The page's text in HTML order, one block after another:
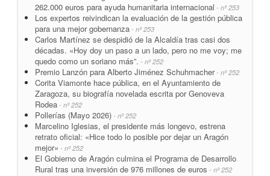
262.000 euros para ayuda humanitaria internacional - nº 253
Los expertos reivindican la evaluación de la gestión pública
para una mejor gobernanza - nº 253
Carlos Martínez se despidió de la Alcaldía tras casi dos
décadas. «Hoy doy un paso a un lado, pero no me voy; me
quedo como un soriano más”. - nº 252
Premio Lanzón para Alberto Jiménez Schuhmacher- nº 252
Corita Viamonte hace pública, en el Ayuntamiento de
Zaragoza, su biografía novelada escrita por Genoveva
Rodea - nº 252
Pollerías (Mayo 2026) - nº 252
Marcelino Iglesias, el presidente más longevo, estrena
retrato oficial: «Hice todo lo posible por dejar un Aragón
mejor» - nº 252
El Gobierno de Aragón culmina el Programa de Desarrollo
Rural tras una inversión de 976 millones de euros - nº 252